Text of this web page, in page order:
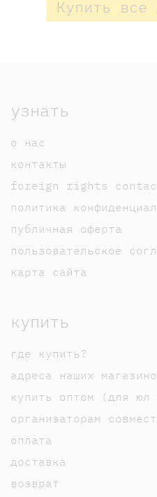
Купить все
узнать
о нас
контакты
foreign rights
политика
публичная оферта
пользовательское
карта сайта
купить
где купить?
адреса наших
купить оптом (для юл
организаторам
оплата
доставка
возврат